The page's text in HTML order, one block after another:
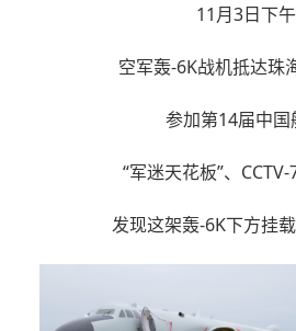
11月3日下午
空军轰-6K战机抵达珠
参加第14届中国
“军迷天花板”、
发现这架轰-6K下方挂